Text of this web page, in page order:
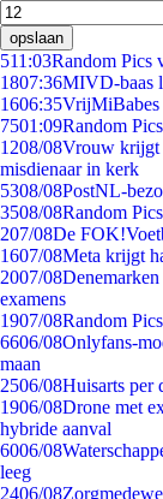
opslaan
511:03Random Pics
1807:36MIVD-baas
1606:35
7501:09Random
1208/08Vrouw krijgt
misdienaar in kerk
5308/08PostNL-
3508/08Random
207/08De
1607/08Meta krijgt
2007/08
examens
1907/08Random
6606/08Onlyfans-
maan
2506/08Huisarts per
1906/08Drone met
hybride aanval
6006/08
leeg
2406/08